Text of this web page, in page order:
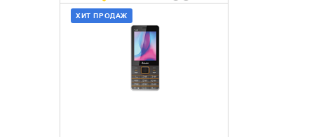
ХИТ ПРОДАЖ
ДОБАВИТЬ В КОРЗИНУ
КУПИТЬ В 1 КЛИК